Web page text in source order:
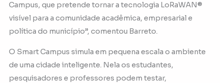
Campus, que pretende tornar a tecnologia LoRaWAN®
visível para a comunidade acadêmica, empresarial e
política do município”, comentou Barreto.
O Smart Campus simula em pequena escala o ambiente
de uma cidade inteligente. Nela os estudantes,
pesquisadores e professores podem testar,